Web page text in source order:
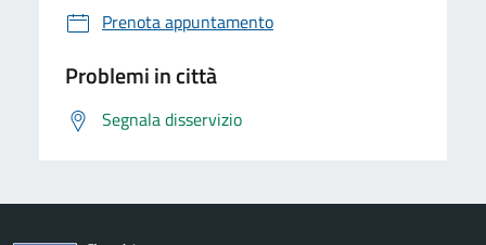
Prenota appuntamento
Problemi in città
Segnala disservizio